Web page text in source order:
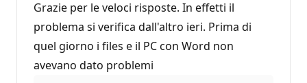
Grazie per le veloci risposte. In effetti il
problema si verifica dall'altro ieri. Prima di
quel giorno i files e il PC con Word non
avevano dato problemi